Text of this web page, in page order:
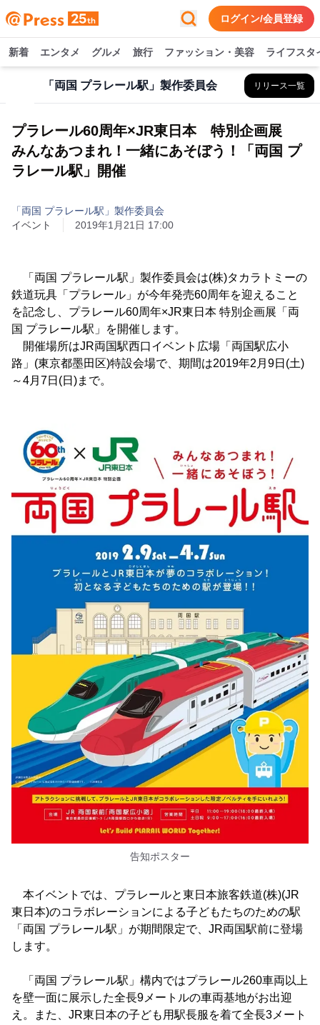
ログイン/会員登録
新着 エンタメ グルメ 旅行 ファッション・美容 ライフスタ
「両国 プラレール駅」製作委員会 リリース一覧
プラレール60周年×JR東日本 特別企画展
みんなあつまれ！一緒にあそぼう！「両国 プ
ラレール駅」開催
「両国 プラレール駅」製作委員会
イベント
2019年1月21日 17:00
「両国 プラレール駅」製作委員会は(株)タカラトミーの
鉄道玩具「プラレール」が今年発売60周年を迎えること
を記念し、プラレール60周年×JR東日本 特別企画展「両
国 プラレール駅」を開催します。
開催場所はJR両国駅西口イベント広場「両国駅広小
路」(東京都墨田区)特設会場で、期間は2019年2月9日(土)
～4月7日(日)まで。
告知ポスター
本イベントでは、プラレールと東日本旅客鉄道(株)(JR
東日本)のコラボレーションによる子どもたちのための駅
「両国 プラレール駅」が期間限定で、JR両国駅前に登場
します。
「両国 プラレール駅」構内ではプラレール260車両以上
を壁一面に展示した全長9メートルの車両基地がお出迎
え。また、JR東日本の子ども用駅長服を着て全長3メート